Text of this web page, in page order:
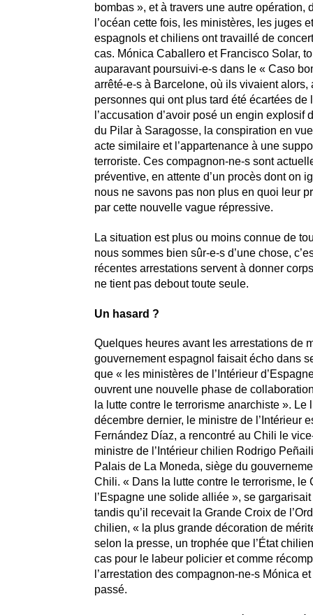
bombas », et à travers une autre opération,
l’océan cette fois, les ministères, les juges
espagnols et chiliens ont travaillé de
cas. Mónica Caballero et Francisco Solar,
auparavant poursuivi-e-s dans le « Caso
arrêté-e-s à Barcelone, où ils vivaient alors,
personnes qui ont plus tard été écartées de
l’accusation d’avoir posé un engin explosif
du Pilar à Saragosse, la conspiration en
acte similaire et l’appartenance à une
terroriste. Ces compagnon-ne-s sont
préventive, en attente d’un procès dont on
nous ne savons pas non plus en quoi leur
par cette nouvelle vague répressive.
La situation est plus ou moins connue de
nous sommes bien sûr-e-s d’une chose,
récentes arrestations servent à donner
ne tient pas debout toute seule.
Un hasard ?
Quelques heures avant les arrestations de
gouvernement espagnol faisait écho dans
que « les ministères de l’Intérieur
ouvrent une nouvelle phase de
la lutte contre le terrorisme anarchiste ». Le
décembre dernier, le ministre de l’Intérieur
Fernández Díaz, a rencontré au Chili le
ministre de l’Intérieur chilien Rodrigo
Palais de La Moneda, siège du
Chili. « Dans la lutte contre le terrorisme, le
l’Espagne une solide alliée », se gargarisait
tandis qu’il recevait la Grande Croix de
chilien, « la plus grande décoration de
selon la presse, un trophée que l’État
cas pour le labeur policier et comme
l’arrestation des compagnon-ne-s Mónica
passé.